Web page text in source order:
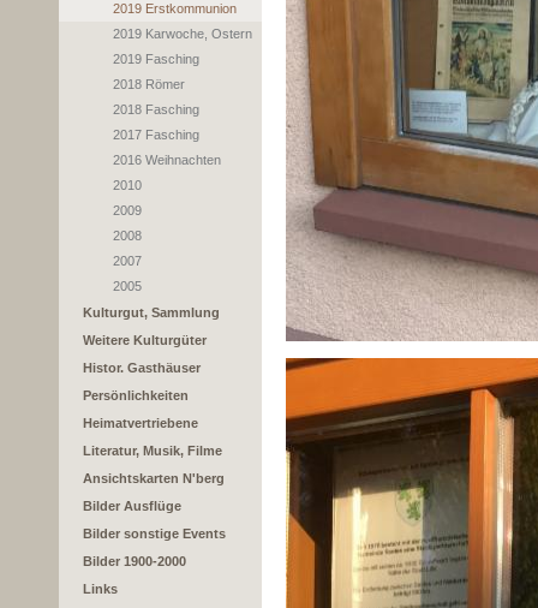
2019 Erstkommunion
2019 Karwoche, Ostern
2019 Fasching
2018 Römer
2018 Fasching
2017 Fasching
2016 Weihnachten
2010
2009
2008
2007
2005
Kulturgut, Sammlung
Weitere Kulturgüter
Histor. Gasthäuser
Persönlichkeiten
Heimatvertriebene
Literatur, Musik, Filme
Ansichtskarten N'berg
Bilder Ausflüge
Bilder sonstige Events
Bilder 1900-2000
Links